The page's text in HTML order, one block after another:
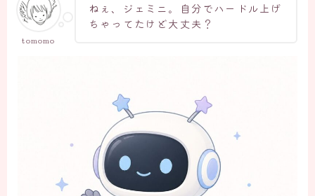
tomomo
ねぇ、ジェミニ。自分でハードル上げ
ちゃってたけど大丈夫？